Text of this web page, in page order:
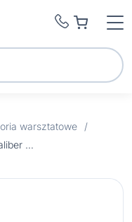
warsztatowe
/
Skrzynka narzędziowa Prosperplast Caliber N15S